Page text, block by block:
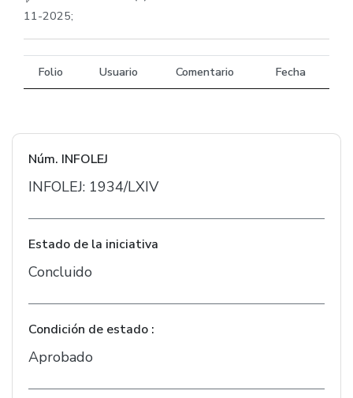
11-2025;
Folio Usuario Comentario Fecha
Núm. INFOLEJ
INFOLEJ: 1934/LXIV
Estado de la iniciativa
Concluido
Condición de estado :
Aprobado